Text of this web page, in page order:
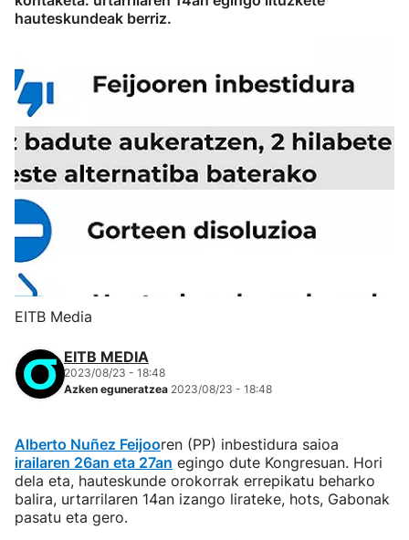
hauteskundeak berriz.
EITB Media
EITB MEDIA
2023/08/23 - 18:48
Azken eguneratzea 2023/08/23 - 18:48
Alberto Nuñez Feijooren (PP) inbestidura saioa
irailaren 26an eta 27an egingo dute Kongresuan. Hori
dela eta, hauteskunde orokorrak errepikatu beharko
balira, urtarrilaren 14an izango lirateke, hots, Gabonak
pasatu eta gero.